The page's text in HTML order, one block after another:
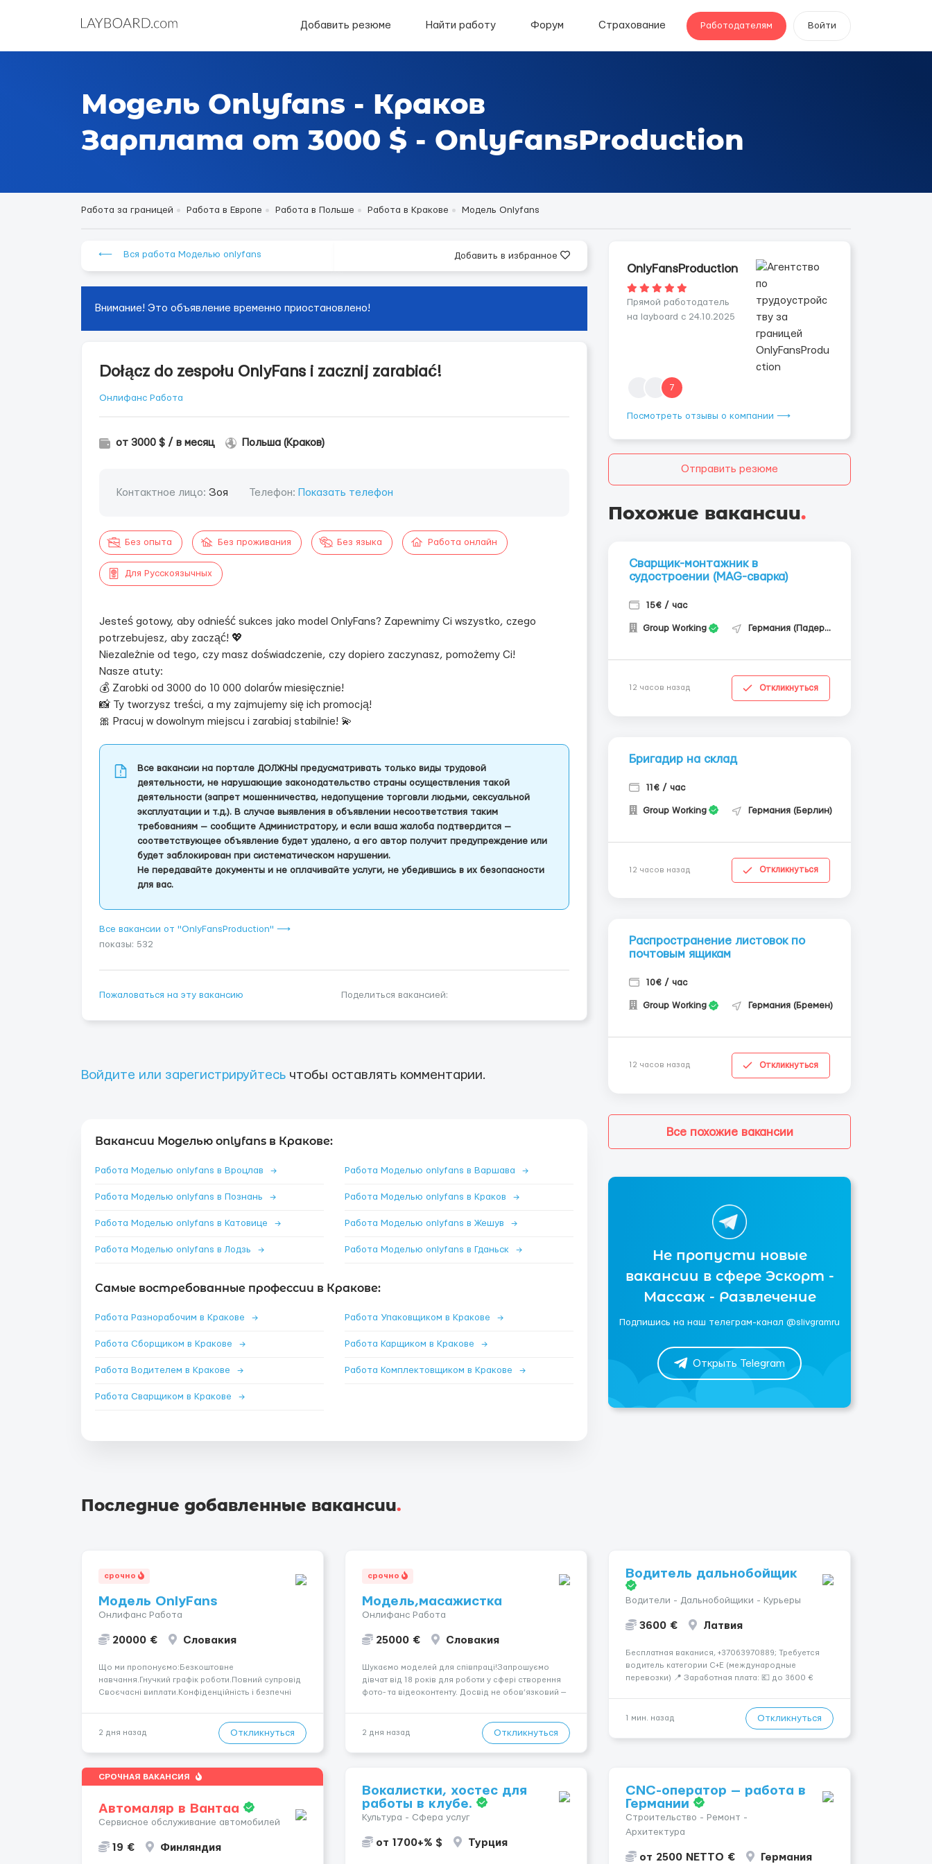
Добавить резюме Найти работу Форум Страхование Работодателям Войти
Модель Onlyfans - Краков
Зарплата от 3000 $ - OnlyFansProduction
Работа за границей Работа в Европе Работа в Польше Работа в Кракове Модель Onlyfans
⟵ Вся работа Моделью onlyfans Добавить в избранное
Внимание! Это объявление временно приостановлено!
Dołącz do zespołu OnlyFans i zacznij zarabiać!
Онлифанс Работа
от 3000 $ / в месяц Польша (Краков)
Контактное лицо: Зоя Телефон: Показать телефон
Без опыта Без проживания Без языка Работа онлайн
Для Русскоязычных
Jesteś gotowy, aby odnieść sukces jako model OnlyFans? Zapewnimy Ci wszystko, czego
potrzebujesz, aby zacząć! 💖
Niezależnie od tego, czy masz doświadczenie, czy dopiero zaczynasz, pomożemy Ci!
Nasze atuty:
💰 Zarobki od 3000 do 10 000 dolarów miesięcznie!
📸 Ty tworzysz treści, a my zajmujemy się ich promocją!
🎀 Pracuj w dowolnym miejscu i zarabiaj stabilnie! 💫
Все вакансии на портале ДОЛЖНЫ предусматривать только виды трудовой
деятельности, не нарушающие законодательство страны осуществления такой
деятельности (запрет мошенничества, недопущение торговли людьми, сексуальной
эксплуатации и т.д.). В случае выявления в объявлении несоответствия таким
требованиям — сообщите Администратору, и если ваша жалоба подтвердится —
соответствующее объявление будет удалено, а его автор получит предупреждение или
будет заблокирован при систематическом нарушении.
Не передавайте документы и не оплачивайте услуги, не убедившись в их безопасности
для вас.
Все вакансии от "OnlyFansProduction" ⟶
показы: 532
Пожаловаться на эту вакансию Поделиться вакансией:
Войдите или зарегистрируйтесь чтобы оставлять комментарии.
Вакансии Моделью onlyfans в Кракове:
Работа Моделью onlyfans в Вроцлав → Работа Моделью onlyfans в Варшава →
Работа Моделью onlyfans в Познань → Работа Моделью onlyfans в Краков →
Работа Моделью onlyfans в Катовице → Работа Моделью onlyfans в Жешув →
Работа Моделью onlyfans в Лодзь → Работа Моделью onlyfans в Гданьск →
Самые востребованные профессии в Кракове:
Работа Разнорабочим в Кракове → Работа Упаковщиком в Кракове →
Работа Сборщиком в Кракове → Работа Карщиком в Кракове →
Работа Водителем в Кракове → Работа Комплектовщиком в Кракове →
Работа Сварщиком в Кракове →
OnlyFansProduction
Прямой работодатель
на layboard с 24.10.2025
7
Посмотреть отзывы о компании ⟶
Отправить резюме
Похожие вакансии.
Сварщик-монтажник в
судостроении (MAG-сварка)
15€ / час
Group Working Германия (Падерборн)
12 часов назад Откликнуться
Бригадир на склад
11€ / час
Group Working Германия (Берлин)
12 часов назад Откликнуться
Распространение листовок по
почтовым ящикам
10€ / час
Group Working Германия (Бремен)
12 часов назад Откликнуться
Все похожие вакансии
Не пропусти новые
вакансии в сфере Эскорт -
Массаж - Развлечение
Подпишись на наш телеграм-канал @slivgramru
Открыть Telegram
Последние добавленные вакансии.
срочно
Модель OnlyFans
Онлифанс Работа
20000 € Словакия
Що ми пропонуємо:Безкоштовне
навчання.Гнучкий графік роботи.Повний супровід
Своєчасні виплати.Конфіденційність і безпечні
розвиватися.Досвід не обов’язковий.Якщо вас
зацікавила вакансія — залишайте відгук, і ми
зв’яжемося ...
2 дня назад Откликнуться
срочно
Модель,масажистка
Онлифанс Работа
25000 € Словакия
Шукаємо моделей для співпраці!Запрошуємо
дівчат від 18 років для роботи у сфері створення
фото- та відеоконтенту. Досвід не обов’язковий —
конфіденційність і професійну підтримку.
Працюємо офіційно, поважаємо особ...
2 дня назад Откликнуться
Водитель дальнобойщик
Водители - Дальнобойщики - Курьеры
3600 € Латвия
Бесплатная ваканися, +37063970889; Требуется
водитель категории C+E (международные
перевозки) 📍 Заработная плата: 💶 до 3600 €
рефрижераторах. В среднем 400–500 км в день.
1 мин. назад Откликнуться
СРОЧНАЯ ВАКАНСИЯ
Автомаляр в Вантаа
Сервисное обслуживание автомобилей
19 € Финляндия
Вокалистки, хостес для
работы в клубе.
Культура - Сфера услуг
от 1700+% $ Турция
CNC-оператор — работа в
Германии
Строительство - Ремонт -
Архитектура
от 2500 NETTO € Германия